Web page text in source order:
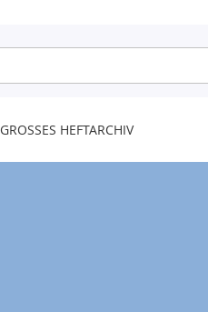
GROSSES HEFTARCHIV